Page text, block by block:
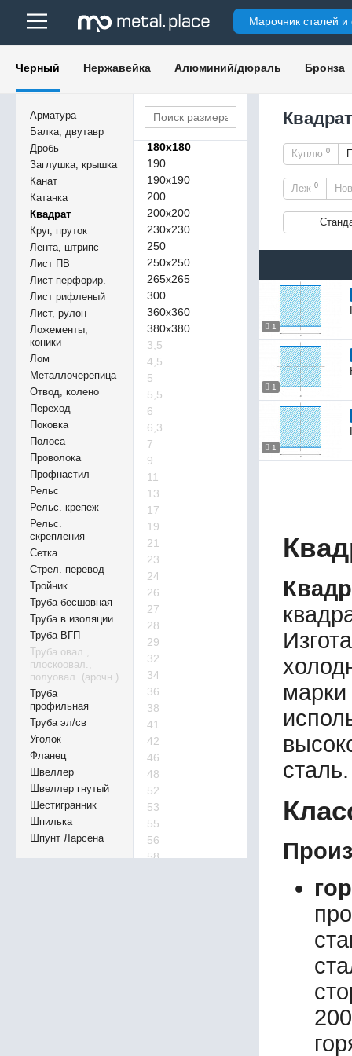
Марочник сталей и
Черный Нержавейка Алюминий/дюраль Бронза
Арматура
Балка, двутавр
Дробь
Заглушка, крышка
Канат
Катанка
Квадрат
Круг, пруток
Лента, штрипс
Лист ПВ
Лист перфорир.
Лист рифленый
Лист, рулон
Ложементы,
коники
Лом
Металлочерепица
Отвод, колено
Переход
Поковка
Полоса
Проволока
Профнастил
Рельс
Рельс. крепеж
Рельс.
скрепления
Сетка
Стрел. перевод
Тройник
Труба бесшовная
Труба в изоляции
Труба ВГП
Труба овал.,
плоскоовал.,
полуовал. (арочн.)
Труба
профильная
Труба эл/св
Уголок
Фланец
Швеллер
Швеллер гнутый
Шестигранник
Шпилька
Шпунт Ларсена
70х70
75х75
80
80х80
100
120
130
180х180
190
190х190
200
200х200
230х230
250
250х250
265х265
300
360х360
380х380
3,5
4,5
5
5,5
6
6,3
7
9
11
13
17
19
21
23
24
26
27
28
29
32
34
36
38
41
42
46
48
52
53
55
56
58
Куплю 0
Леж 0
1
1
1
сталь.